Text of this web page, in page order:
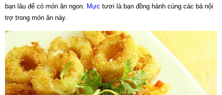
bạn lâu để có món ăn ngon. Mực tươi là bạn đồng hành cùng các bà nội
trợ trong món ăn này.